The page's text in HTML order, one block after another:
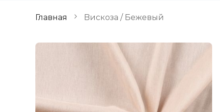
Главная Bискоза / Бежевый
Пропустить